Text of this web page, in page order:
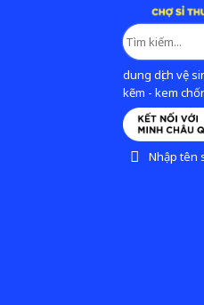
dung dịch vệ
kẽm - kem
Nhập tên